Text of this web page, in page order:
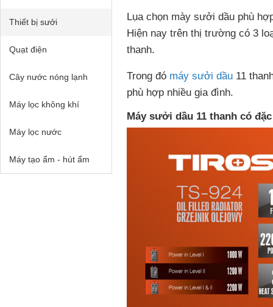
Thiết bị sưởi
Quạt điện
Cây nước nóng lạnh
Máy lọc không khí
Máy lọc nước
Máy tạo ẩm - hút ẩm
Lụa chọn mày sưởi dầu phù
Hiện nay trên thị trường có 3
thanh.
Trong đó máy sưởi dầu 11
phù hợp nhiều gia đình.
Máy sưởi dầu 11 thanh có